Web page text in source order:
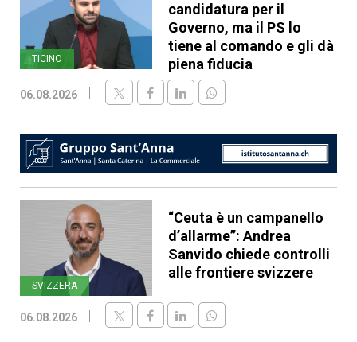
TICINO
candidatura per il
Governo, ma il PS lo
tiene al comando e gli dà
piena fiducia
06.08.2026
SVIZZERA
“Ceuta è un campanello
d’allarme”: Andrea
Sanvido chiede controlli
alle frontiere svizzere
06.08.2026